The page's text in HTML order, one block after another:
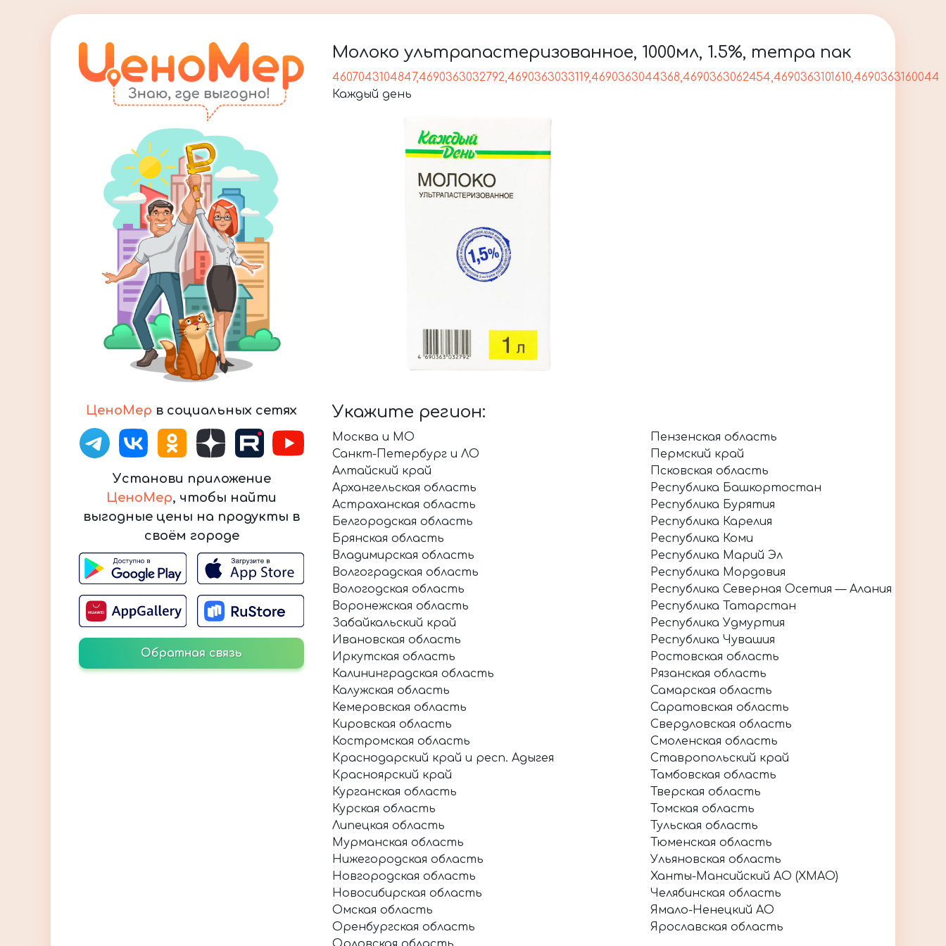
ЦеноМер в социальных сетях
Установи приложение
ЦеноМер, чтобы найти
выгодные цены на продукты в
своём городе
Обратная связь
Молоко ультрапастеризованное, 1000мл, 1.5%, тетра пак
4607043104847,4690363032792,4690363033119,4690363044368,4690363062454,4690363101610,4690363160044
Каждый день
Укажите регион:
Москва и МО
Санкт-Петербург и ЛО
Алтайский край
Архангельская область
Астраханская область
Белгородская область
Брянская область
Владимирская область
Волгоградская область
Вологодская область
Воронежская область
Забайкальский край
Ивановская область
Иркутская область
Калининградская область
Калужская область
Кемеровская область
Кировская область
Костромская область
Краснодарский край и респ. Адыгея
Красноярский край
Курганская область
Курская область
Липецкая область
Мурманская область
Нижегородская область
Новгородская область
Новосибирская область
Омская область
Оренбургская область
Пензенская область
Пермский край
Псковская область
Республика Башкортостан
Республика Бурятия
Республика Карелия
Республика Коми
Республика Марий Эл
Республика Мордовия
Республика Северная Осетия — Алания
Республика Татарстан
Республика Удмуртия
Республика Чувашия
Ростовская область
Рязанская область
Самарская область
Саратовская область
Свердловская область
Смоленская область
Ставропольский край
Тамбовская область
Тверская область
Томская область
Тульская область
Тюменская область
Ульяновская область
Ханты-Мансийский АО (ХМАО)
Челябинская область
Ямало-Ненецкий АО
Ярославская область